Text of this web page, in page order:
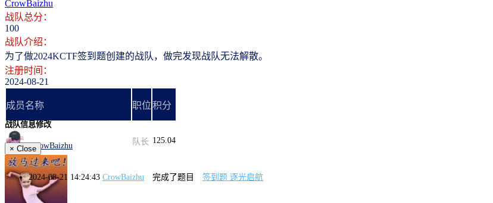
CrowBaizhu
战队总分：
100
战队介绍：
为了做2024KCTF签到题创建的战队，做完发现战队无法解散。
注册时间：
2024-08-21
成员名称 职位积分
CrowBaizhu 队长 125.04
2024-08-21 14:24:43 CrowBaizhu 完成了题目 签到题 逐光启航
战队信息修改
× Close